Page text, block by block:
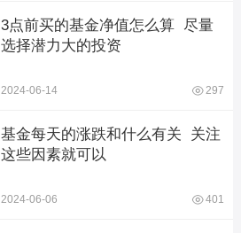
3点前买的基金净值怎么算  尽量
选择潜力大的投资
2024-06-14 297
基金每天的涨跌和什么有关  关注
这些因素就可以
2024-06-06 401